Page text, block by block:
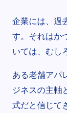
企業には、過
す。それはか
いては、むし
ある老舗アパ
ジネスの主軸
式だと信じて